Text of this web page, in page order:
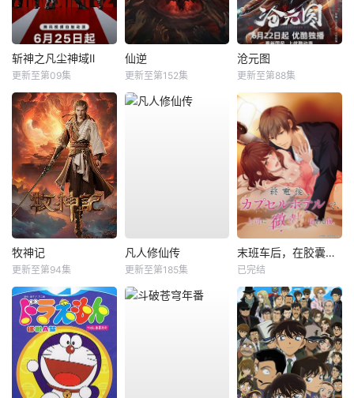
斩神之凡尘神域Ⅱ
更新至第09集
仙逆
更新至第152集
沧元图
更新至第88集
牧神记
更新至第94集
凡人修仙传
更新至第185集
末班车后，在胶囊旅馆向上司传递微热的夜晚
已完结